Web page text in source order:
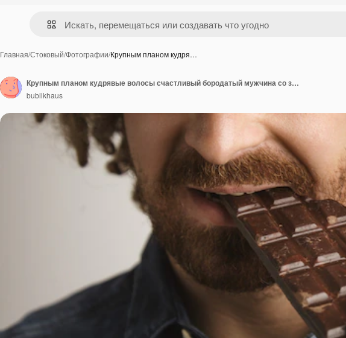
Главная/Стоковый/Фотографии/Крупным планом кудря…
Крупным планом кудрявые волосы счастливый бородатый мужчина со здоровой кожей кусает органическую свежеиспеченную плитку шоколада стороной рта, сосредоточив внимание на рту
bublikhaus